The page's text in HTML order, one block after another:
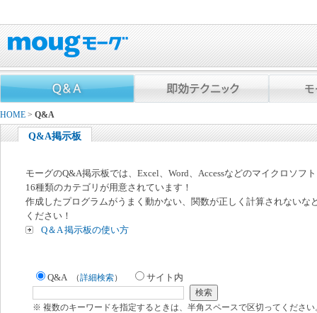
HOME > Q&A
Q&A掲示板
モーグのQ&A掲示板では、Excel、Word、Accessなどのマイクロソフ
16種類のカテゴリが用意されています！
作成したプログラムがうまく動かない、関数が正しく計算されないな
ください！
Q＆A 掲示板の使い方
Q&A （詳細検索） サイト内
※ 複数のキーワードを指定するときは、半角スペースで区切ってください